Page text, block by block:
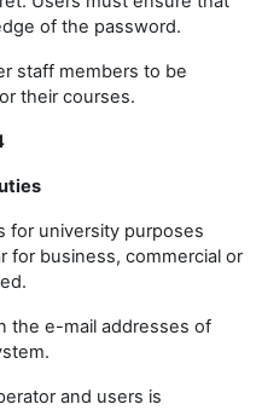
of the password.
staff members to be
their courses.
for university purposes
for business, commercial or
the e-mail addresses of
and users is